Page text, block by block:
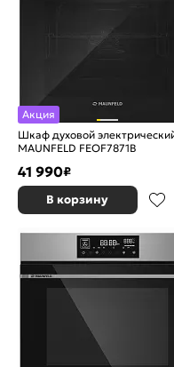
Акция
Шкаф духовой
MAUNFELD FEOF7871B
41 990₽
В корзину